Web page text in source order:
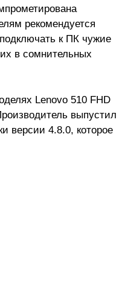
рекомендуется
к ПК чужие
в сомнительных
Lenovo 510 FHD
выпустил
версии 4.8.0, которое